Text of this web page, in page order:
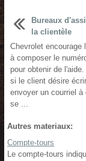
Bureaux
la clientèle
Chevrolet encourage
à composer le
pour obtenir de
si le client désire
envoyer un courriel à
se ...
Autres materiaux:
Compte-tours
Le compte-tours